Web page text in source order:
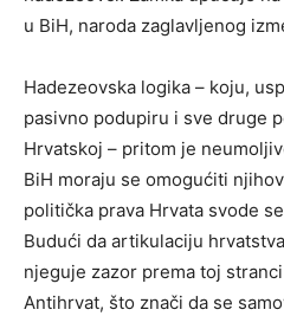
u BiH, naroda zaglavljenog
Hadezeovska logika – koju,
pasivno podupiru i sve druge
Hrvatskoj – pritom je
BiH moraju se omogućiti
politička prava Hrvata svode
Budući da artikulaciju
njeguje zazor prema toj
Antihrvat, što znači da se